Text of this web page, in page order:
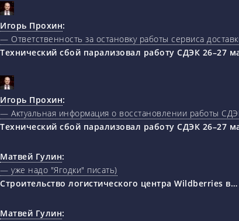
Игорь Прохин:
— Ответственность за остановку работы сервиса
Технический сбой парализовал работу СДЭК 26–27
Игорь Прохин:
— Актуальная информация о восстановлении работы
Технический сбой парализовал работу СДЭК 26–27
Матвей Гулин:
— уже надо "Ягодки" писать)
Строительство логистического центра Wildberries в…
Матвей Гулин: